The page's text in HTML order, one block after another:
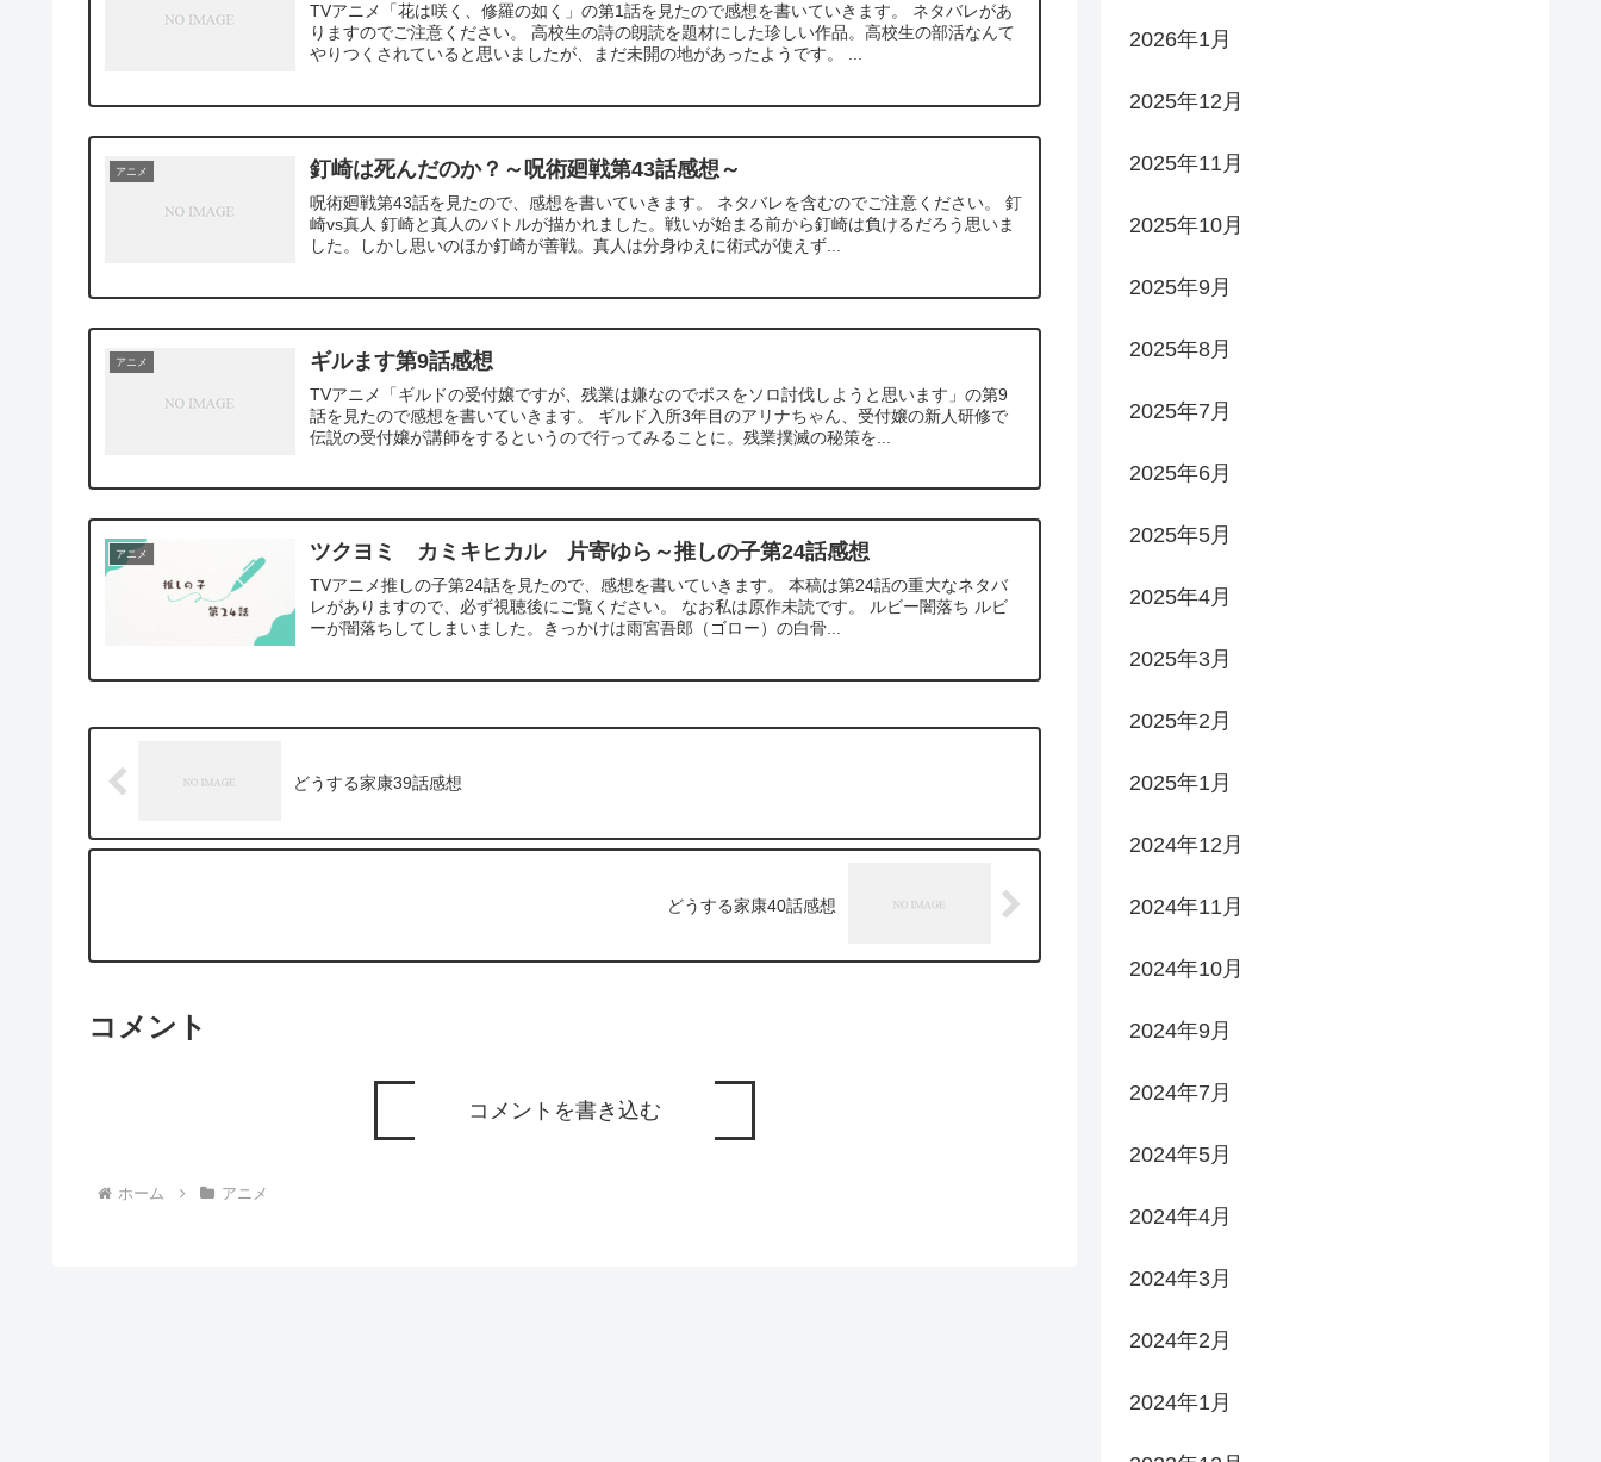
TVアニメ「花は咲く、修羅の如く」の第1話を見たので感想を書いていきます。 ネタバレがあ
りますのでご注意ください。 高校生の詩の朗読を題材にした珍しい作品。高校生の部活なんて
やりつくされていると思いましたが、まだ未開の地があったようです。 ...
アニメ 釘崎は死んだのか？～呪術廻戦第43話感想～
呪術廻戦第43話を見たので、感想を書いていきます。 ネタバレを含むのでご注意ください。 釘
崎vs真人 釘崎と真人のバトルが描かれました。戦いが始まる前から釘崎は負けるだろう思いま
した。しかし思いのほか釘崎が善戦。真人は分身ゆえに術式が使えず...
アニメ ギルます第9話感想
TVアニメ「ギルドの受付嬢ですが、残業は嫌なのでボスをソロ討伐しようと思います」の第9
話を見たので感想を書いていきます。 ギルド入所3年目のアリナちゃん、受付嬢の新人研修で
伝説の受付嬢が講師をするというので行ってみることに。残業撲滅の秘策を...
アニメ ツクヨミ カミキヒカル 片寄ゆら～推しの子第24話感想
TVアニメ推しの子第24話を見たので、感想を書いていきます。 本稿は第24話の重大なネタバ
レがありますので、必ず視聴後にご覧ください。 なお私は原作未読です。 ルビー闇落ち ルビ
ーが闇落ちしてしまいました。きっかけは雨宮吾郎（ゴロー）の白骨...
どうする家康39話感想
どうする家康40話感想
コメント
コメントを書き込む
ホーム アニメ
2026年1月
2025年12月
2025年11月
2025年10月
2025年9月
2025年8月
2025年7月
2025年6月
2025年5月
2025年4月
2025年3月
2025年2月
2025年1月
2024年12月
2024年11月
2024年10月
2024年9月
2024年7月
2024年5月
2024年4月
2024年3月
2024年2月
2024年1月